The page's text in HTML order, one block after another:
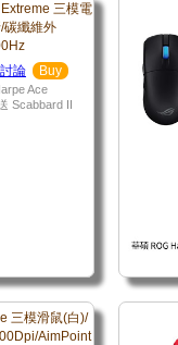
三模電
碳纖維外
論 Buy
Ace
Scabbard II
三模滑鼠(白)/
AimPoint